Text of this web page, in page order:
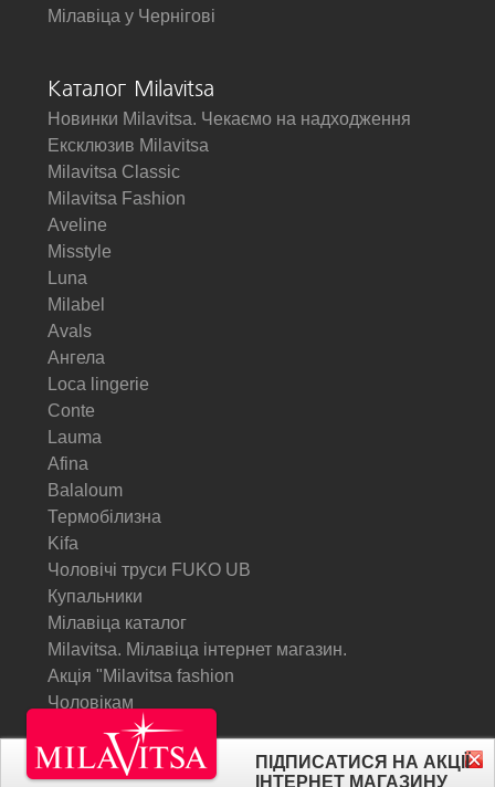
Мілавіца у Чернігові
Каталог Milavitsa
Новинки Milavitsa. Чекаємо на надходження
Ексклюзив Milavitsa
Milavitsa Classic
Milavitsa Fashion
Aveline
Misstyle
Luna
Milabel
Avals
Ангела
Loca lingerie
Conte
Lauma
Afina
Balaloum
Термобілизна
Kifa
Чоловічі труси FUKO UB
Купальники
Мілавіца каталог
Milavitsa. Мілавіца інтернет магазин.
Акція "Milavitsa fashion
Чоловікам
ПІДПИСАТИСЯ НА АКЦІЇ
ІНТЕРНЕТ МАГАЗИНУ
© Milavitsa.